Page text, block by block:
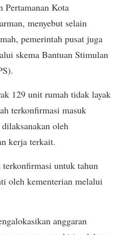
Pertamanan Kota
menyebut selain
pemerintah pusat juga
skema Bantuan Stimulan
129 unit rumah tidak layak
terkonfirmasi masuk
oleh
kerja terkait.
terkonfirmasi untuk tahun
oleh kementerian melalui
anggaran